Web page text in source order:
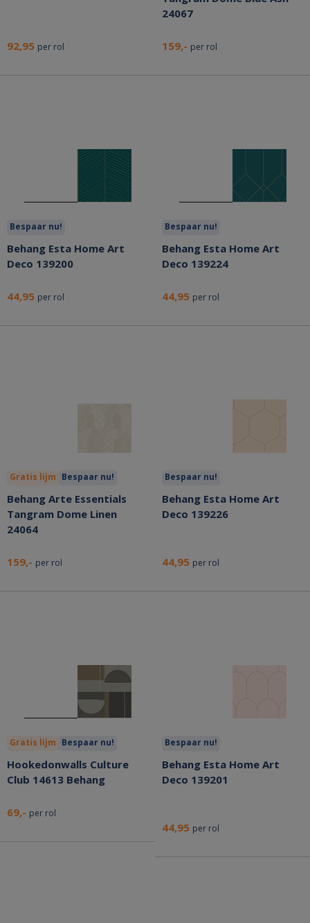
92,95 per rol
24067
159,- per rol
Bespaar nu!
Behang Esta Home Art
Deco 139200
44,95 per rol
Bespaar nu!
Behang Esta Home Art
Deco 139224
44,95 per rol
Gratis lijm Bespaar nu!
Behang Arte Essentials
Tangram Dome Linen
24064
159,- per rol
Bespaar nu!
Behang Esta Home Art
Deco 139226
44,95 per rol
Gratis lijm Bespaar nu!
Hookedonwalls Culture
Club 14613 Behang
69,- per rol
Bespaar nu!
Behang Esta Home Art
Deco 139201
44,95 per rol